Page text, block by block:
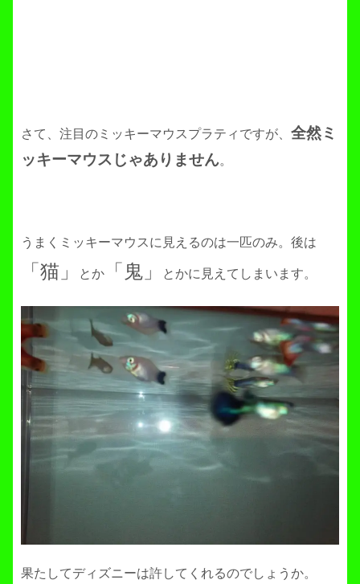
さて、注目のミッキーマウスプラティですが、 全然ミ
ッキーマウスじゃありません。
うまくミッキーマウスに見えるのは一匹のみ。後は
「猫」 とか 「鬼」 とかに見えてしまいます。
果たしてディズニーは許してくれるのでしょうか。